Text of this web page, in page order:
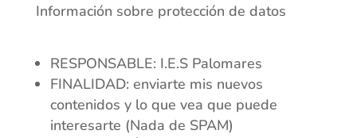
Información sobre protección de datos
RESPONSABLE: I.E.S Palomares
FINALIDAD: enviarte mis nuevos
contenidos y lo que vea que puede
interesarte (Nada de SPAM)